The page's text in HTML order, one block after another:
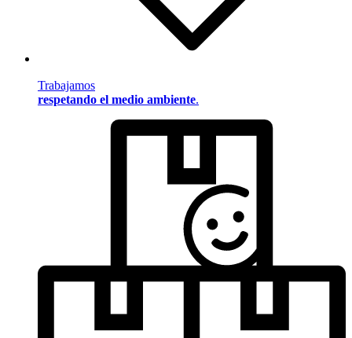
Trabajamos
respetando el medio ambiente.